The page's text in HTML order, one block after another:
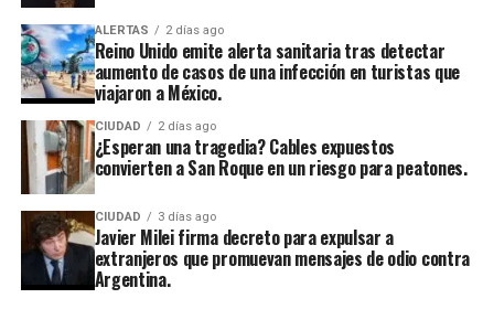
ALERTAS 2 días ago
Reino Unido emite alerta sanitaria tras detectar
aumento de casos de una infección en turistas que
viajaron a México.
CIUDAD 2 días ago
¿Esperan una tragedia? Cables expuestos
convierten a San Roque en un riesgo para peatones.
CIUDAD 3 días ago
Javier Milei firma decreto para expulsar a
extranjeros que promuevan mensajes de odio contra
Argentina.